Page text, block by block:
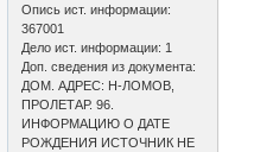
Опись ист. информации:
367001
Дело ист. информации: 1
Доп. сведения из документа:
ДОМ. АДРЕС: Н-ЛОМОВ,
ПРОЛЕТАР. 96.
ИНФОРМАЦИЮ О ДАТЕ
РОЖДЕНИЯ ИСТОЧНИК НЕ